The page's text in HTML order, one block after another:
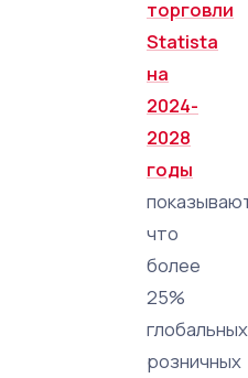
торговли
Statista
на
2024-
2028
годы
что
более
25%
глобальных
розничных